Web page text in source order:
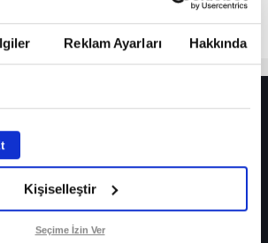
Reklam Ayarları Hakkında
Kişiselleştir
Seçime İzin Ver
ihtimali! Devre arasında gelmişti
Mason Greenwood için olay sözler!
Thiago Almada!